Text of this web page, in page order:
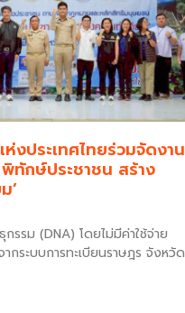
งประเทศไทยร่วมจัดงาน
ทักษ์ประชาชน สร้าง
’
รรม (DNA) โดยไม่มีค่าใช้จ่าย
กระบบการทะเบียนราษฎร จังหวัด